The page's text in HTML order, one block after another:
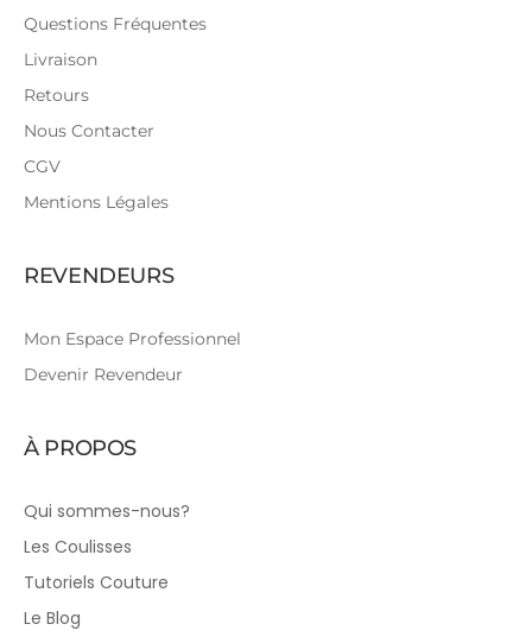
Questions Fréquentes
Livraison
Retours
Nous Contacter
CGV
Mentions Légales
REVENDEURS
Mon Espace Professionnel
Devenir Revendeur
À PROPOS
Qui sommes-nous?
Les Coulisses
Tutoriels Couture
Le Blog